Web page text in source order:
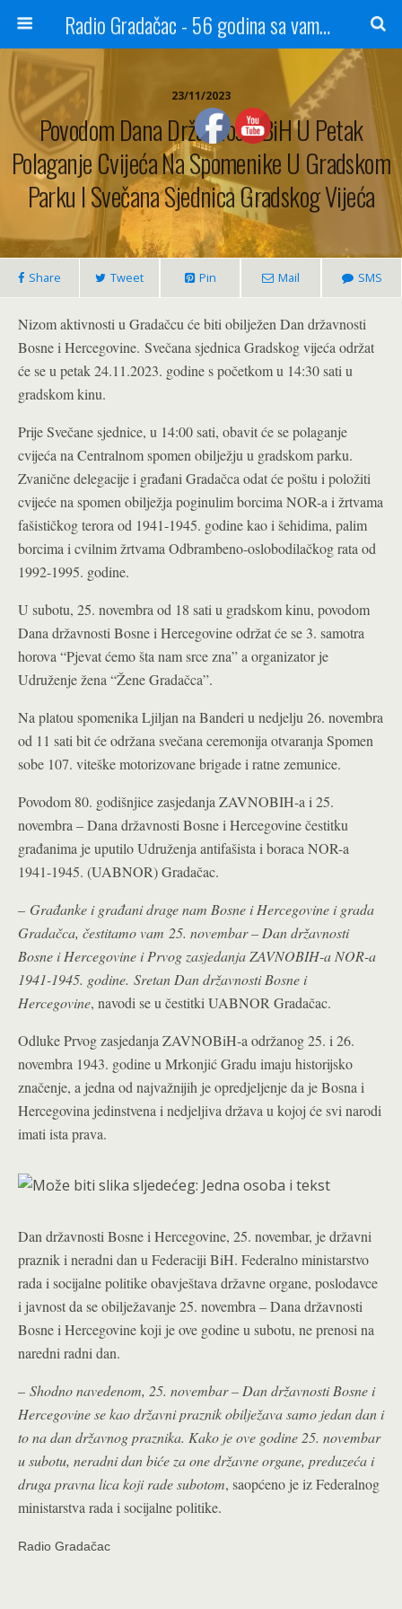
Radio Gradačac - 56 godina sa vama...
23/11/2023
Povodom Dana Državnosti BiH U Petak
Polaganje Cvijeća Na Spomenike U Gradskom
Parku I Svečana Sjednica Gradskog Vijeća
Share Tweet Pin Mail SMS
Nizom aktivnosti u Gradačcu će biti obilježen Dan državnosti
Bosne i Hercegovine. Svečana sjednica Gradskog vijeća održat
će se u petak 24.11.2023. godine s početkom u 14:30 sati u
gradskom kinu.
Prije Svečane sjednice, u 14:00 sati, obavit će se polaganje
cvijeća na Centralnom spomen obilježju u gradskom parku.
Zvanične delegacije i građani Gradačca odat će poštu i položiti
cvijeće na spomen obilježja poginulim borcima NOR-a i žrtvama
fašističkog terora od 1941-1945. godine kao i šehidima, palim
borcima i cvilnim žrtvama Odbrambeno-oslobodilačkog rata od
1992-1995. godine.
U subotu, 25. novembra od 18 sati u gradskom kinu, povodom
Dana državnosti Bosne i Hercegovine održat će se 3. samotra
horova “Pjevat ćemo šta nam srce zna” a organizator je
Udruženje žena “Žene Gradačca”.
Na platou spomenika Ljiljan na Banderi u nedjelju 26. novembra
od 11 sati bit će održana svečana ceremonija otvaranja Spomen
sobe 107. viteške motorizovane brigade i ratne zemunice.
Povodom 80. godišnjice zasjedanja ZAVNOBIH-a i 25.
novembra – Dana državnosti Bosne i Hercegovine čestitku
građanima je uputilo Udruženja antifašista i boraca NOR-a
1941-1945. (UABNOR) Gradačac.
– Građanke i građani drage nam Bosne i Hercegovine i grada
Gradačca, čestitamo vam 25. novembar – Dan državnosti
Bosne i Hercegovine i Prvog zasjedanja ZAVNOBIH-a NOR-a
1941-1945. godine. Sretan Dan državnosti Bosne i
Hercegovine, navodi se u čestitki UABNOR Gradačac.
Odluke Prvog zasjedanja ZAVNOBiH-a održanog 25. i 26.
novembra 1943. godine u Mrkonjić Gradu imaju historijsko
značenje, a jedna od najvažnijih je opredjeljenje da je Bosna i
Hercegovina jedinstvena i nedjeljiva država u kojoj će svi narodi
imati ista prava.
Dan državnosti Bosne i Hercegovine, 25. novembar, je državni
praznik i neradni dan u Federaciji BiH. Federalno ministarstvo
rada i socijalne politike obavještava državne organe, poslodavce
i javnost da se obilježavanje 25. novembra – Dana državnosti
Bosne i Hercegovine koji je ove godine u subotu, ne prenosi na
naredni radni dan.
– Shodno navedenom, 25. novembar – Dan državnosti Bosne i
Hercegovine se kao državni praznik obilježava samo jedan dan i
to na dan državnog praznika. Kako je ove godine 25. novembar
u subotu, neradni dan biće za one državne organe, preduzeća i
druga pravna lica koji rade subotom, saopćeno je iz Federalnog
ministarstva rada i socijalne politike.
Radio Gradačac